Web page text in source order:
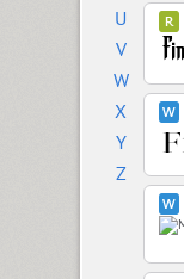
U
V
W
X
Y
Z